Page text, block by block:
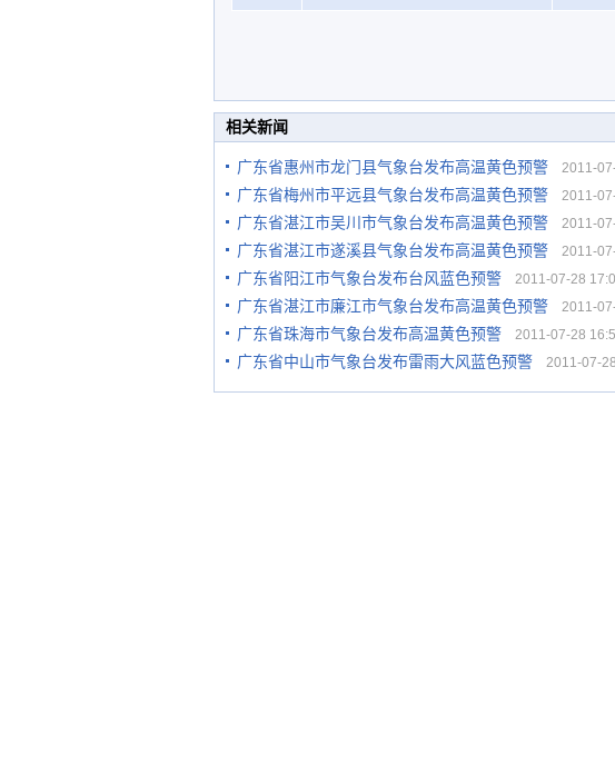
相关新闻
广东省惠州市龙门县气象台发布高温黄色预警 2011-
广东省梅州市平远县气象台发布高温黄色预警 2011-
广东省湛江市吴川市气象台发布高温黄色预警 2011-
广东省湛江市遂溪县气象台发布高温黄色预警 2011-
广东省阳江市气象台发布台风蓝色预警 2011-07-28
广东省湛江市廉江市气象台发布高温黄色预警 2011-
广东省珠海市气象台发布高温黄色预警 2011-07-28
广东省中山市气象台发布雷雨大风蓝色预警 2011-07-